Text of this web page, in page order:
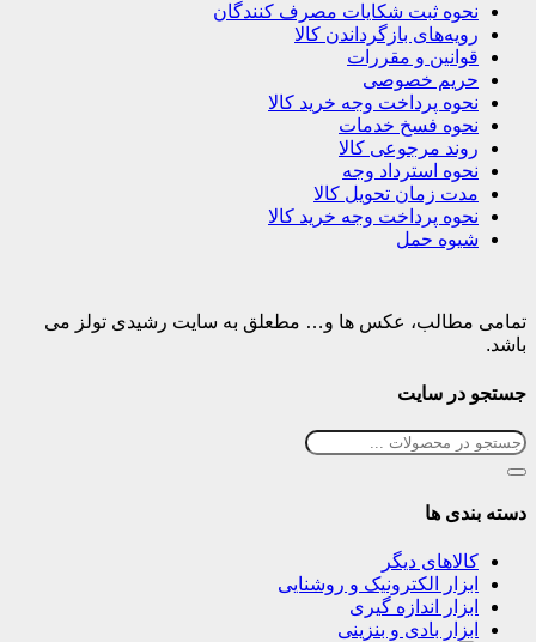
نحوه ثبت شکایات مصرف کنندگان
رویه‌های بازگرداندن کالا
قوانین و مقررات
حریم خصوصی
نحوه پرداخت وجه خرید کالا
نحوه فسخ خدمات
روند مرجوعی کالا
نحوه استرداد وجه
مدت زمان تحویل کالا
نحوه پرداخت وجه خرید کالا
شیوه حمل
تمامی مطالب، عکس ها و… مطعلق به سایت رشیدی تولز می
باشد.
جستجو در سایت
دسته بندی ها
کالاهای دیگر
ابزار الکترونیک و روشنایی
ابزار اندازه گیری
ابزار بادی و بنزینی